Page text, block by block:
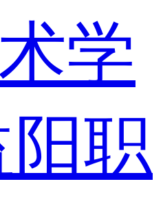
学
职